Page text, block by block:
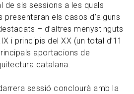
de sis sessions a les quals
els casos d’alguns
– d’altres menystinguts
i principis del XX (un total d’11
aportacions de
catalana.
sessió conclourà amb la